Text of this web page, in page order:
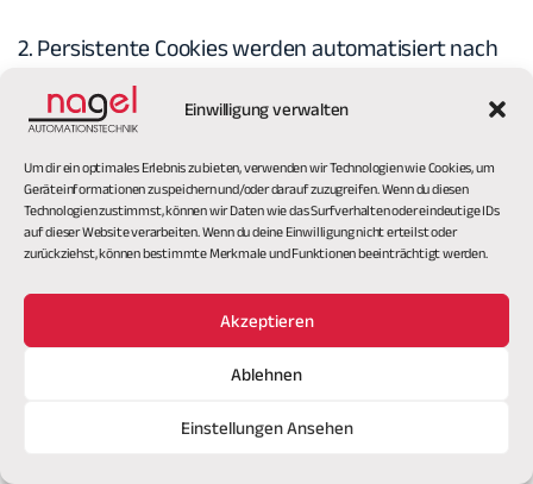
Einwilligung verwalten
Um dir ein optimales Erlebnis zu bieten, verwenden wir Technologien wie Cookies, um
Geräteinformationen zu speichern und/oder darauf zuzugreifen. Wenn du diesen
Technologien zustimmst, können wir Daten wie das Surfverhalten oder eindeutige IDs
auf dieser Website verarbeiten. Wenn du deine Einwilligung nicht erteilst oder
zurückziehst, können bestimmte Merkmale und Funktionen beeinträchtigt werden.
Akzeptieren
Ablehnen
Einstellungen Ansehen
2. Persistente Cookies werden automatisiert nach
einer vorgegebenen Dauer gelöscht, die sich je
nach Cookie unterscheiden kann. Sie können die
Cookies in den Sicherheitseinstellungen Ihres
Browsers jederzeit löschen.
6.5.2. Zweck der Datenverarbeitung
Wir verwenden Cookies um unsere Website
attraktiv und nutzerfreundlich zu gestalten, sie zu
verbessern und Anfragen zu beschleunigen.